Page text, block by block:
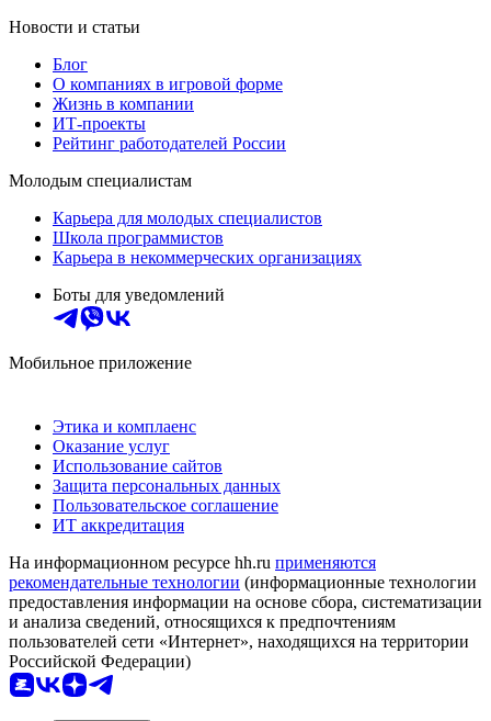
Новости и статьи
Блог
О компаниях в игровой форме
Жизнь в компании
ИТ-проекты
Рейтинг работодателей России
Молодым специалистам
Карьера для молодых специалистов
Школа программистов
Карьера в некоммерческих организациях
Боты для уведомлений
Мобильное приложение
Этика и комплаенс
Оказание услуг
Использование сайтов
Защита персональных данных
Пользовательское соглашение
ИТ аккредитация
На информационном ресурсе hh.ru применяются
рекомендательные технологии (информационные технологии
предоставления информации на основе сбора, систематизации
и анализа сведений, относящихся к предпочтениям
пользователей сети «Интернет», находящихся на территории
Российской Федерации)